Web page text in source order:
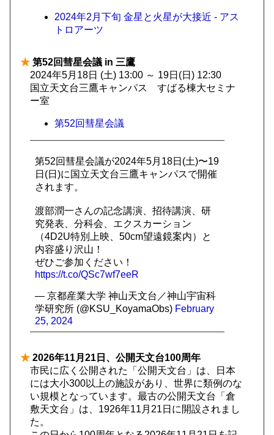
2024年2月下旬 金星と火星が大接近 - アス
トロアーツ
★ 第52回彗星会議 in 三鷹
2024年5月18日 (土) 13:00 ～ 19日(日) 12:30
国立天文台三鷹キャンパス すばる棟大セミナ
ー室
第52回彗星会議
第52回彗星会議が2024年5月18日(土)〜19
日(日)に国立天文台三鷹キャンパスで開催
されます。
渡部潤一さんの記念講演、招待講演、研
究発表、分科会、エクスカーション
（4D2U特別上映、50cm望遠鏡案内）と
内容盛り沢山！
ぜひご参加ください！
https://t.co/QSc7wf7eeR
— 京都産業大学 神山天文台／神山宇宙科
学研究所 (@KSU_KoyamaObs) February
25, 2024
★ 2026年11月21日、公開天文台100周年
市民に広く公開された「公開天文台」は、日本
には大小300以上の施設があり、世界に類例のな
い規模となっています。最古の公開天文台「倉
敷天文台」は、1926年11月21日に開設されまし
た。